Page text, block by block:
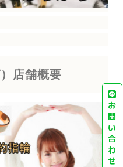
店舗概要
お
問
い
合
わ
せ